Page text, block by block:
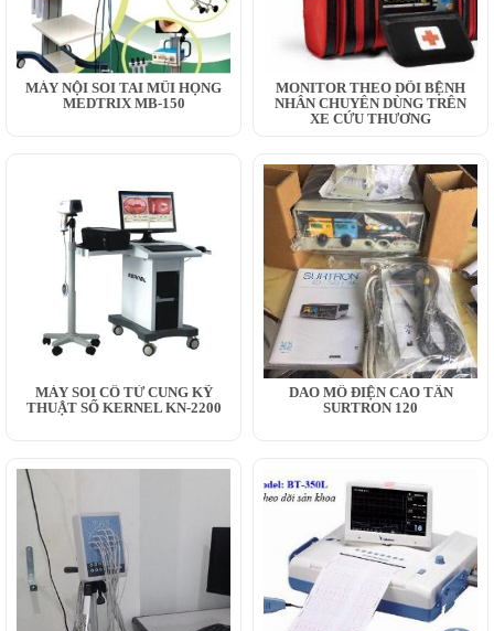
MÁY NỘI SOI TAI MŨI HỌNG
MEDTRIX MB-150
MONITOR THEO DÕI BỆNH
NHÂN CHUYÊN DÙNG TRÊN
XE CỨU THƯƠNG
MÁY SOI CỔ TỬ CUNG KỸ
THUẬT SỐ KERNEL KN-2200
DAO MỔ ĐIỆN CAO TẦN
SURTRON 120